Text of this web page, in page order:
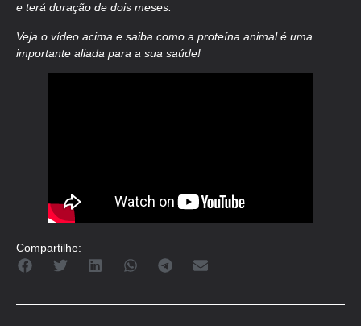
e terá duração de dois meses.
Veja o vídeo acima e saiba como a proteína animal é uma
importante aliada para a sua saúde!
Compartilhe: